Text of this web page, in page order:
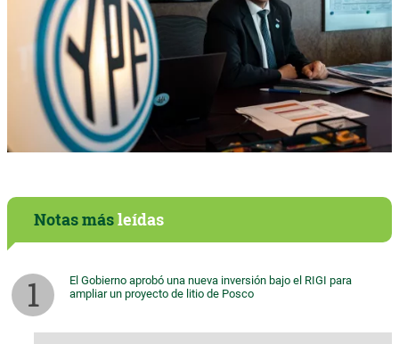
Notas másleídas
El Gobierno aprobó una nueva inversión bajo el RIGI para
ampliar un proyecto de litio de Posco